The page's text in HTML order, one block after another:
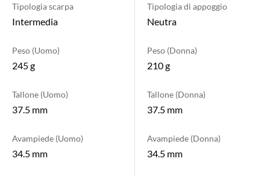
Tipologia scarpa
Intermedia
Tipologia di appoggio
Neutra
Peso (Uomo)
245 g
Peso (Donna)
210 g
Tallone (Uomo)
37.5 mm
Tallone (Donna)
37.5 mm
Avampiede (Uomo)
34.5 mm
Avampiede (Donna)
34.5 mm